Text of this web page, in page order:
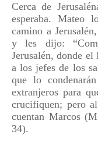
Cerca de
esperaba. Mateo
camino a
y les dijo:
Jerusalén, donde
a los jefes de los
que lo
extranjeros para
crucifiquen; pero
cuentan Marcos
34).